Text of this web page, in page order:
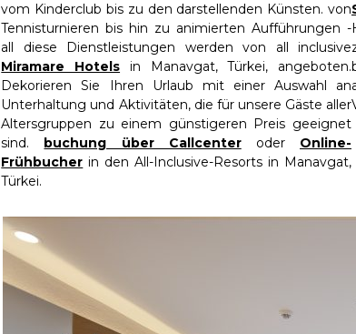
vom Kinderclub bis zu den darstellenden Künsten. von
Tennisturnieren bis hin zu animierten Aufführungen -
all diese Dienstleistungen werden von all inclusive
Miramare Hotels in Manavgat, Türkei, angeboten.
Dekorieren Sie Ihren Urlaub mit einer Auswahl an
Unterhaltung und Aktivitäten, die für unsere Gäste aller
Altersgruppen zu einem günstigeren Preis geeignet
sind.
buchung über Callcenteroder Online-
Frühbucher in den All-Inclusive-Resorts in Manavgat,
Türkei.